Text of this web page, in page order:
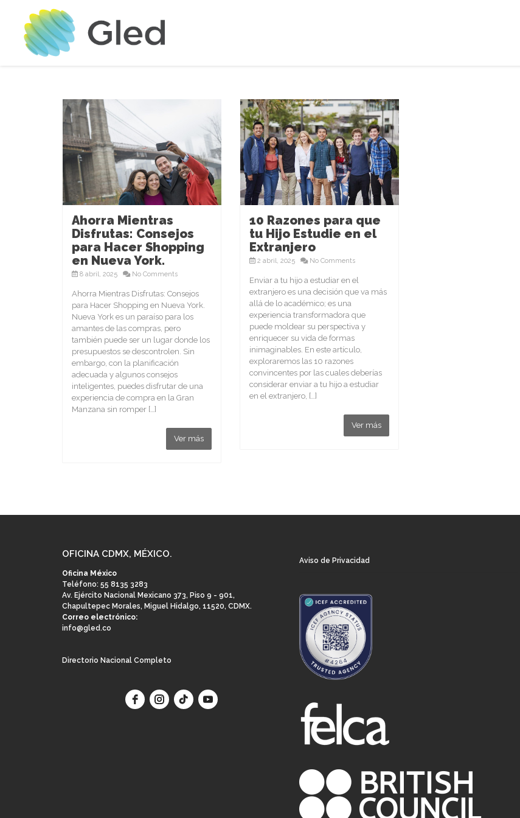
Ahorra Mientras
Disfrutas: Consejos
para Hacer Shopping
en Nueva York.
8 abril, 2025 No Comments
Ahorra Mientras Disfrutas: Consejos
para Hacer Shopping en Nueva York.
Nueva York es un paraíso para los
amantes de las compras, pero
también puede ser un lugar donde los
presupuestos se descontrolen. Sin
embargo, con la planificación
adecuada y algunos consejos
inteligentes, puedes disfrutar de una
experiencia de compra en la Gran
Manzana sin romper […]
Ver más
10 Razones para que
tu Hijo Estudie en el
Extranjero
2 abril, 2025 No Comments
Enviar a tu hijo a estudiar en el
extranjero es una decisión que va más
allá de lo académico; es una
experiencia transformadora que
puede moldear su perspectiva y
enriquecer su vida de formas
inimaginables. En este artículo,
exploraremos las 10 razones
convincentes por las cuales deberías
considerar enviar a tu hijo a estudiar
en el extranjero, […]
Ver más
OFICINA CDMX, MÉXICO.
Oficina México
Teléfono: 55 8135 3283
Av. Ejército Nacional Mexicano 373, Piso 9 - 901,
Chapultepec Morales, Miguel Hidalgo, 11520, CDMX.
Correo electrónico:
info@gled.co
Directorio Nacional Completo
Aviso de Privacidad